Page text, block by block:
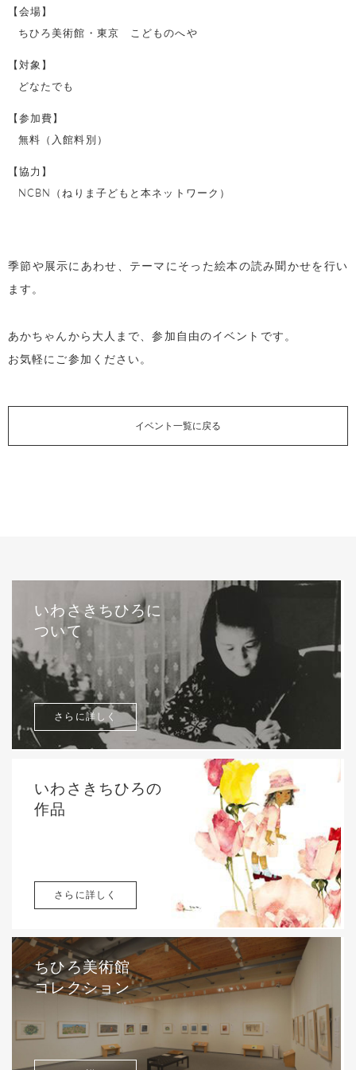
【会場】
ちひろ美術館・東京 こどものへや
【対象】
どなたでも
【参加費】
無料（入館料別）
【協力】
NCBN（ねりま子どもと本ネットワーク）
季節や展示にあわせ、テーマにそった絵本の読み聞かせを行い
ます。
あかちゃんから大人まで、参加自由のイベントです。
お気軽にご参加ください。
イベント一覧に戻る
いわさきちひろに
ついて
さらに詳しく
いわさきちひろの
作品
さらに詳しく
ちひろ美術館
コレクション